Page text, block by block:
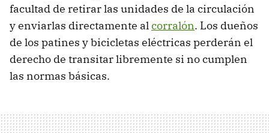
facultad de retirar las unidades de la circulación
y enviarlas directamente alcorralón. Los dueños
de los patines y bicicletas eléctricas perderán el
derecho de transitar libremente si no cumplen
las normas básicas.